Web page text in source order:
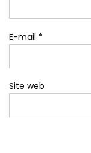
E-mail *
Site web